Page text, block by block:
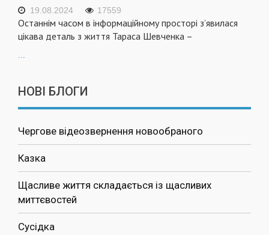
19.08.2024 17559
Останнім часом в інформаційному просторі з’явилася
цікава деталь з життя Тараса Шевченка –
...
НОВІ БЛОГИ
Чергове відеозвернення новообраного
Казка
Щасливе життя складається із щасливих
миттєвостей
Сусідка